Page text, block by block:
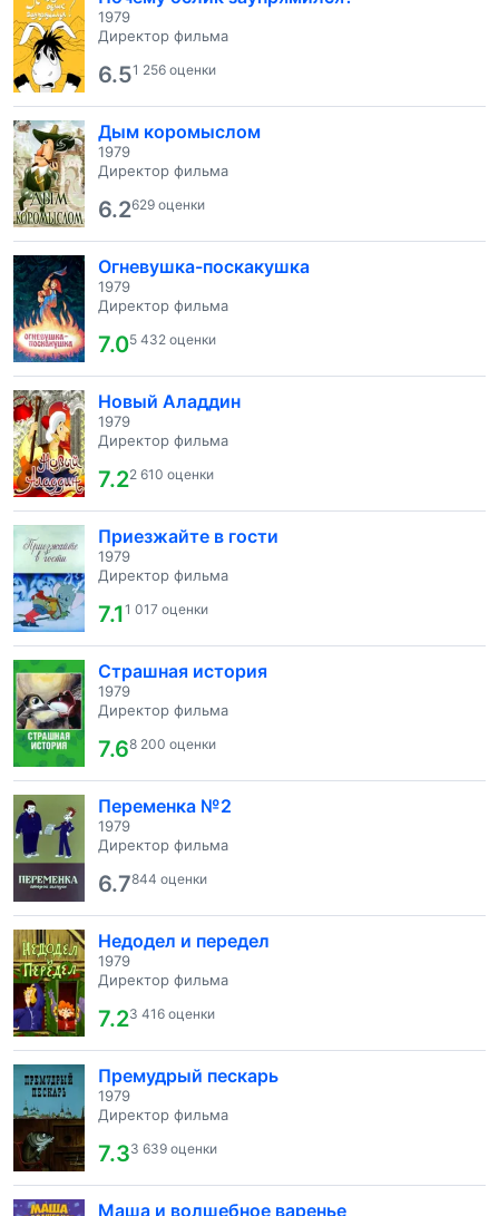
1979
Директор фильма
6.51 256 оценки
Дым коромыслом
1979
Директор фильма
6.2629 оценки
Огневушка-поскакушка
1979
Директор фильма
7.05 432 оценки
Новый Аладдин
1979
Директор фильма
7.22 610 оценки
Приезжайте в гости
1979
Директор фильма
7.11 017 оценки
Страшная история
1979
Директор фильма
7.68 200 оценки
Переменка №2
1979
Директор фильма
6.7844 оценки
Недодел и передел
1979
Директор фильма
7.23 416 оценки
Премудрый пескарь
1979
Директор фильма
7.33 639 оценки
Маша и волшебное варенье